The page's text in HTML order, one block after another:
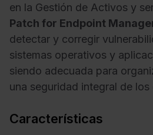
en la Gestión de Activos y
Patch for Endpoint
detectar y corregir
sistemas operativos y
siendo adecuada para
una seguridad integral de los
Características